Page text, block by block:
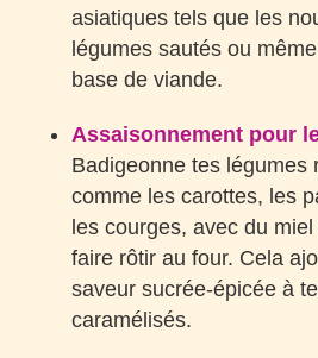
asiatiques tels que les
légumes sautés ou
base de viande.
Assaisonnement pour
Badigeonne tes légumes
comme les carottes, les
les courges, avec du
faire rôtir au four. Cela
saveur sucrée-épicée à
caramélisés.